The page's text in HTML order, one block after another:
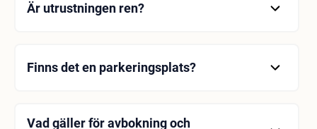
Är utrustningen ren?
Finns det en parkeringsplats?
Vad gäller för avbokning och